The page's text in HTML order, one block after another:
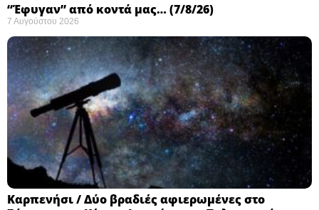
“Έφυγαν” από κοντά μας… (7/8/26)
7 Αυγούστου 2026
Καρπενήσι / Δύο βραδιές αφιερωμένες στο